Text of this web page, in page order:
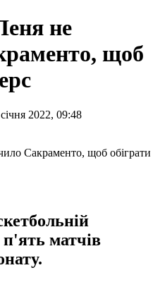
не
щоб
2022, 09:48
п'ять матчів